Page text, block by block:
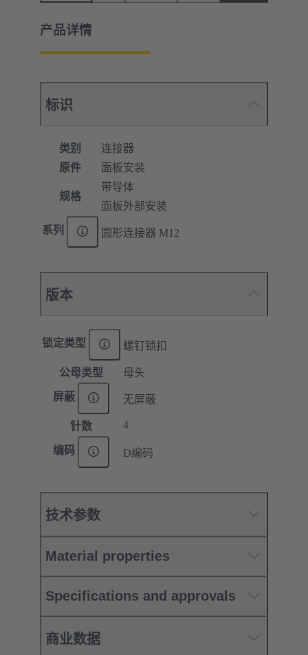
产品详情
标识
类别
连接器
原件
面板安装
规格
带导体
面板外部安装
系列 圆形连接器 M12
版本
锁定类型 螺钉锁扣
公母类型 母头
屏蔽 无屏蔽
针数 4
编码 D编码
技术参数
Material properties
Specifications and approvals
商业数据